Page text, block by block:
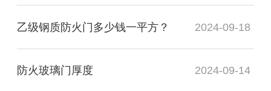
乙级钢质防火门多少钱一平方？ 2024-09-18
防火玻璃门厚度 2024-09-14